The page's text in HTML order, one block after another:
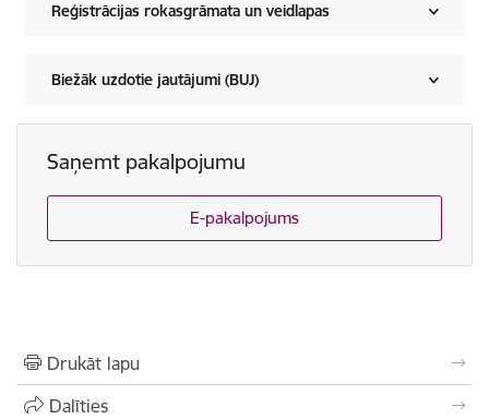
Reģistrācijas rokasgrāmata un veidlapas
Biežāk uzdotie jautājumi (BUJ)
Saņemt pakalpojumu
E-pakalpojums
Drukāt lapu
Dalīties